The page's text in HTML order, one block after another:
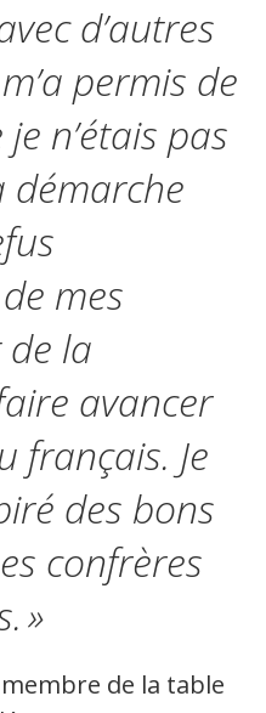
d’autres
permis de
n’étais pas
démarche
mes
de la
avancer
français. Je
des bons
confrères
»
de la table